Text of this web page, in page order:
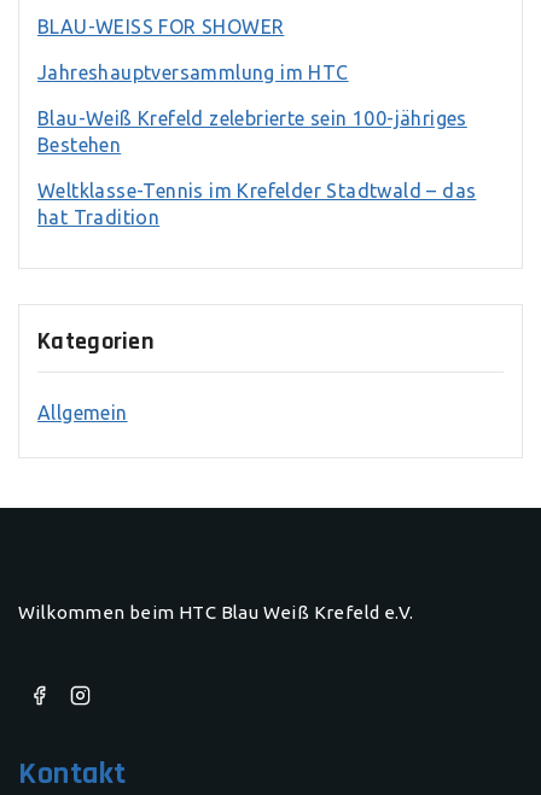
BLAU-WEISS FOR SHOWER
Jahreshauptversammlung im HTC
Blau-Weiß Krefeld zelebrierte sein 100-jähriges
Bestehen
Weltklasse-Tennis im Krefelder Stadtwald – das
hat Tradition
Kategorien
Allgemein
Wilkommen beim HTC Blau Weiß Krefeld e.V.
Kontakt